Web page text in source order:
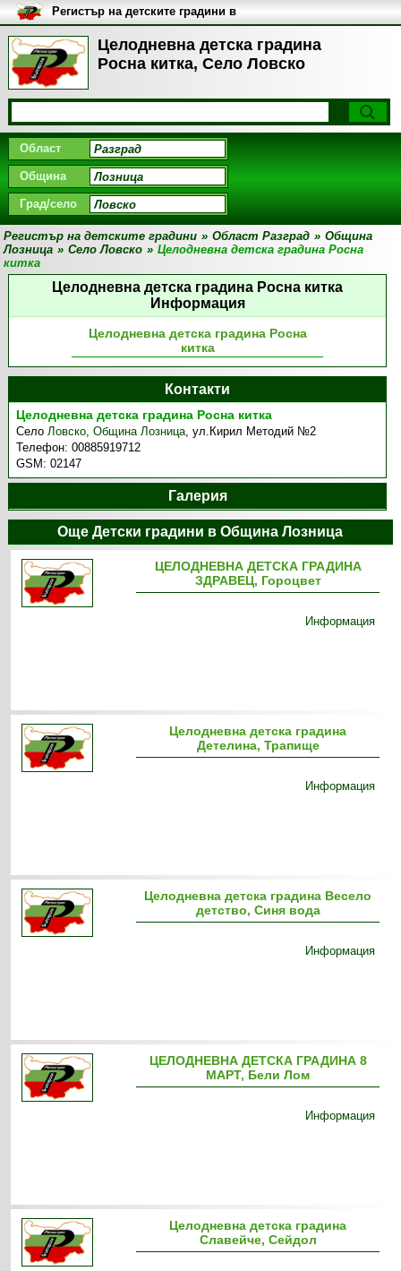
Целодневна детска градина
Росна китка, Село Ловско
Регистър на детските градини в
България
Област
Община
Град/село
Регистър на детските градини » Област Разград » Община
Лозница » Село Ловско » Целодневна детска градина Росна
китка
Целодневна детска градина Росна китка
Информация
Целодневна детска градина Росна
китка
Контакти
Целодневна детска градина Росна китка
СелоЛовско,Община Лозница,ул.Кирил Методий №2
Телефон:00885919712
GSM:02147
Галерия
Още Детски градини в Община Лозница
ЦЕЛОДНЕВНА ДЕТСКА ГРАДИНА
ЗДРАВЕЦ, Гороцвет
Информация
Целодневна детска градина
Детелина, Трапище
Информация
Целодневна детска градина Весело
детство, Синя вода
Информация
ЦЕЛОДНЕВНА ДЕТСКА ГРАДИНА 8
МАРТ, Бели Лом
Информация
Целодневна детска градина
Славейче, Сейдол